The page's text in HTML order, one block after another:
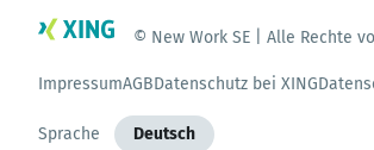
© New Work SE | Alle Rechte
ImpressumAGBDatenschutz bei XING
Sprache Deutsch